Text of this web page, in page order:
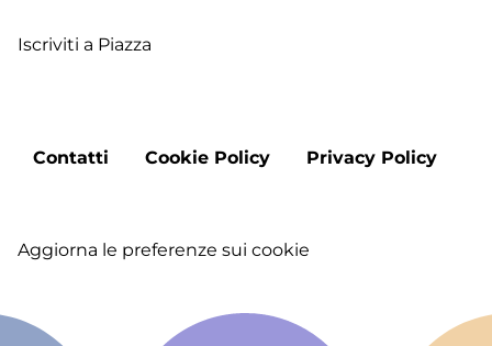
Iscriviti a Piazza
Footer
Contatti Cookie Policy Privacy Policy
Aggiorna le preferenze sui cookie